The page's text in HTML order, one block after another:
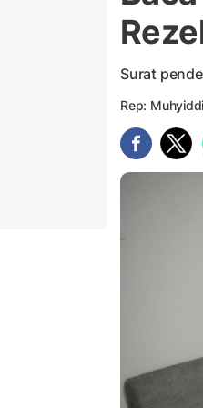
Surat
Rep: